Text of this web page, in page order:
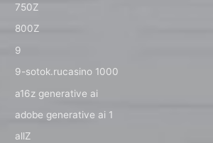
750Z
800Z
9
9-sotok.rucasino 1000
a16z generative ai
adobe generative ai 1
allZ